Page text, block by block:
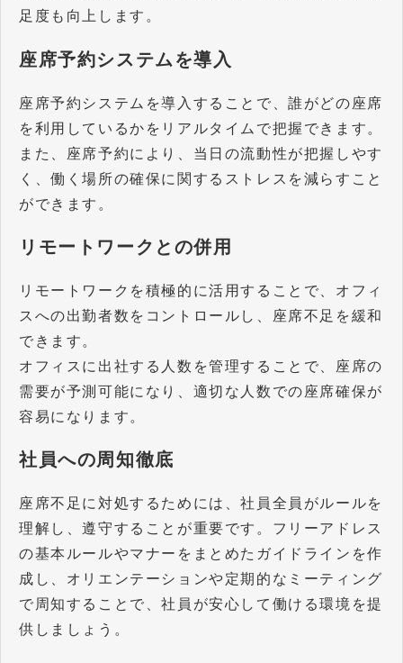
足度も向上します。
座席予約システムを導入
座席予約システムを導入することで、誰がどの座席
を利用しているかをリアルタイムで把握できます。
また、座席予約により、当日の流動性が把握しやす
く、働く場所の確保に関するストレスを減らすこと
ができます。
リモートワークとの併用
リモートワークを積極的に活用することで、オフィ
スへの出勤者数をコントロールし、座席不足を緩和
できます。
オフィスに出社する人数を管理することで、座席の
需要が予測可能になり、適切な人数での座席確保が
容易になります。
社員への周知徹底
座席不足に対処するためには、社員全員がルールを
理解し、遵守することが重要です。フリーアドレス
の基本ルールやマナーをまとめたガイドラインを作
成し、オリエンテーションや定期的なミーティング
で周知することで、社員が安心して働ける環境を提
供しましょう。